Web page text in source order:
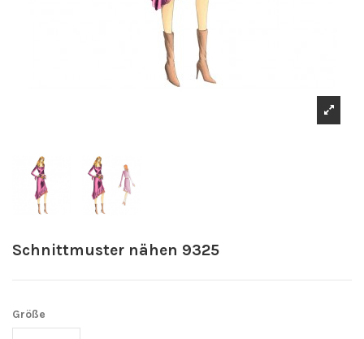
Schnittmuster nähen 9325
Größe